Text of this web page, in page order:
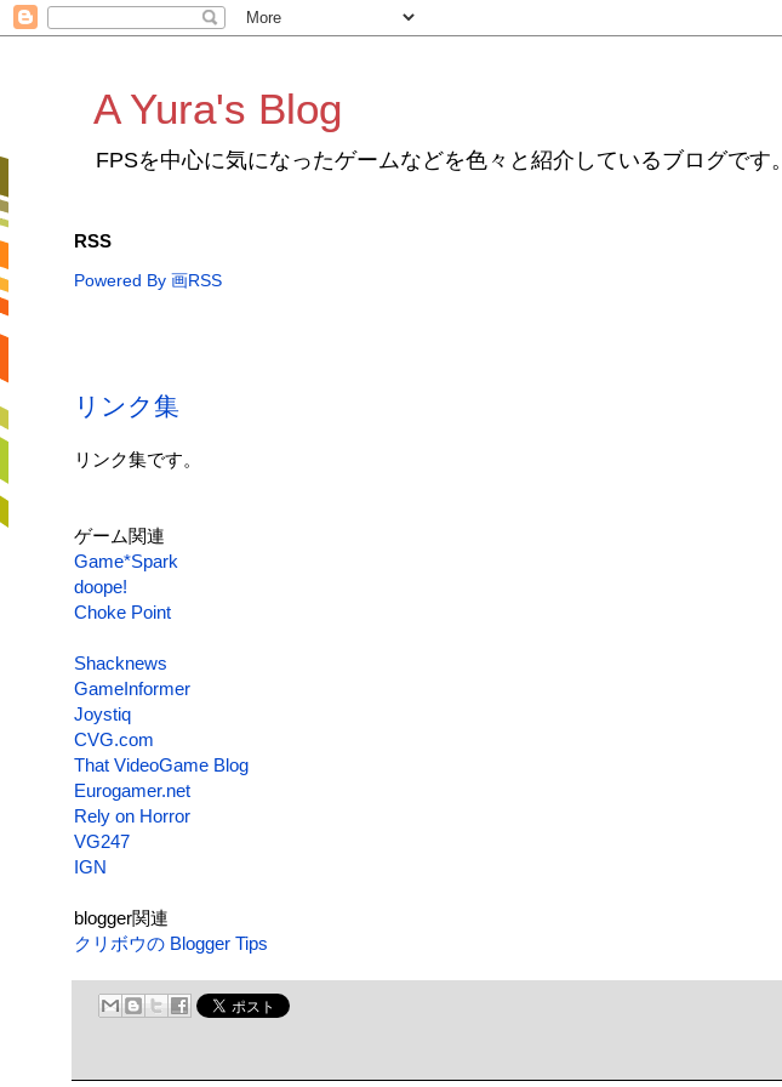
A Yura's Blog
FPSを中心に気になったゲームなどを色々と紹介しているブログです。
RSS
Powered By 画RSS
リンク集
リンク集です。
ゲーム関連
Game*Spark
doope!
Choke Point
Shacknews
GameInformer
Joystiq
CVG.com
That VideoGame Blog
Eurogamer.net
Rely on Horror
VG247
IGN
blogger関連
クリボウの Blogger Tips